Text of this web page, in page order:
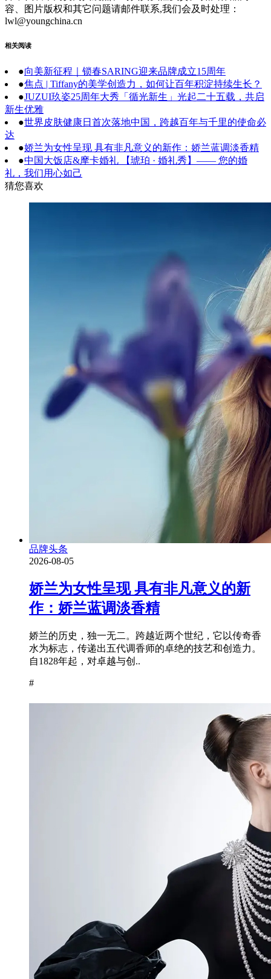
容、图片版权和其它问题请邮件联系,我们会及时处理：
lwl@youngchina.cn
相关阅读
●向美新征程｜锁春SARING迎来品牌成立15周年
●焦点 | Tiffany的美学创造力，如何让百年积淀持续生长？
●JUZUI玖姿25周年大秀「循光新生」光起二十五载，共启
新生优雅
●世界皮肤健康日首次落地中国，跨越百年与千里的使命必
达
●娇兰为女性呈现 具有非凡意义的新作：娇兰蓝调淡香精
●中国大饭店&摩卡婚礼 【琥珀 · 婚礼秀】—— 您的婚
礼，我们用心如己
猜您喜欢
品牌头条
2026-08-05
娇兰为女性呈现 具有非凡意义的新
作：娇兰蓝调淡香精
娇兰的历史，独一无二。跨越近两个世纪，它以传奇香
水为标志，传递出五代调香师的卓绝的技艺和创造力。
自1828年起，对卓越与创..
#